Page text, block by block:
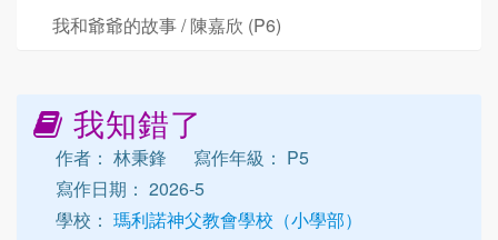
我和爺爺的故事 / 陳嘉欣 (P6)
我知錯了
作者： 林秉鋒
寫作年級： P5
寫作日期： 2026-5
學校： 瑪利諾神父教會學校（小學部）